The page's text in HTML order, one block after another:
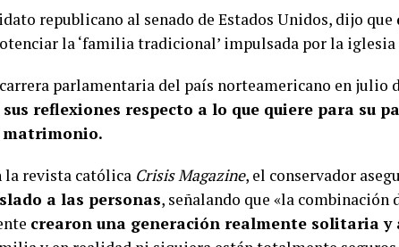
republicano al senado de Estados Unidos, dijo que
la ‘familia tradicional’ impulsada por la
parlamentaria del país norteamericano en julio
reflexiones respecto a lo que quiere para su
matrimonio.
la revista católica Crisis Magazine, el conservador
a las personas, señalando que «la combinación
crearon una generación realmente solitaria y